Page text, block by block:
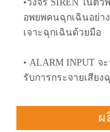
•วงจร SIREN ในตั
อพยพคนฉุกเฉินอย่า
เจาะฉุกเฉินด้วยมือ
• ALARM INPUT จ
รับการกระจายเสีย
ผ